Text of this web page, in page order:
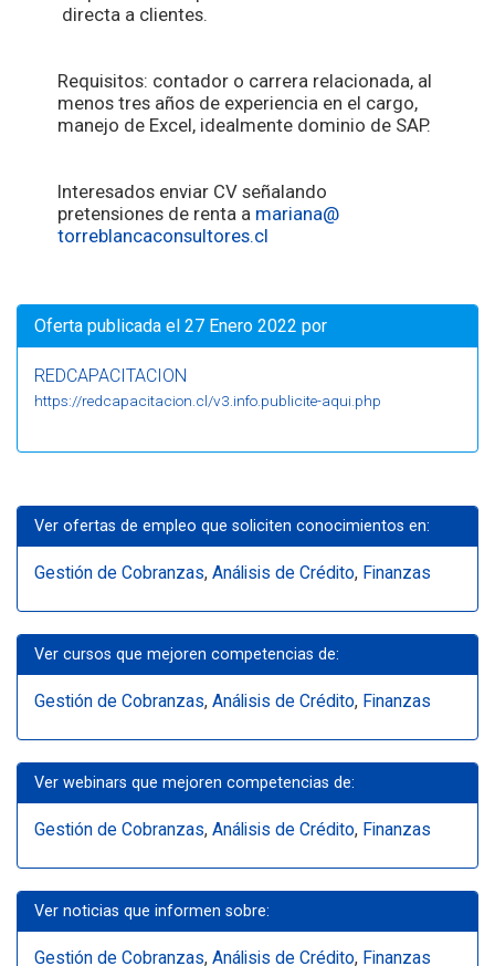
directa a clientes.
Requisitos: contador o carrera relacionada, al
menos tres años de experiencia en el cargo,
manejo de Excel, idealmente dominio de SAP.
Interesados enviar CV señalando
pretensiones de renta a mariana@
torreblancaconsultores.cl
Oferta publicada el 27 Enero 2022 por
REDCAPACITACION
https://redcapacitacion.cl/v3.info.publicite-aqui.php
Ver ofertas de empleo que soliciten conocimientos en:
Gestión de Cobranzas, Análisis de Crédito, Finanzas
Ver cursos que mejoren competencias de:
Gestión de Cobranzas, Análisis de Crédito, Finanzas
Ver webinars que mejoren competencias de:
Gestión de Cobranzas, Análisis de Crédito, Finanzas
Ver noticias que informen sobre:
Gestión de Cobranzas, Análisis de Crédito, Finanzas